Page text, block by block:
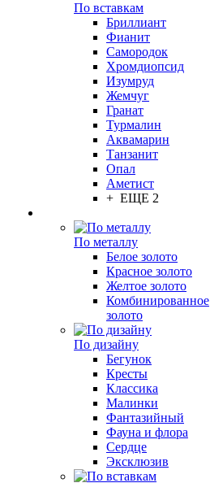
По вставкам
Бриллиант
Фианит
Самородок
Хромдиопсид
Изумруд
Жемчуг
Гранат
Турмалин
Аквамарин
Танзанит
Опал
Аметист
+ ЕЩЕ 2
По металлу
Белое золото
Красное золото
Желтое золото
Комбинированное
золото
По дизайну
Бегунок
Кресты
Классика
Малинки
Фантазийный
Фауна и флора
Сердце
Эксклюзив